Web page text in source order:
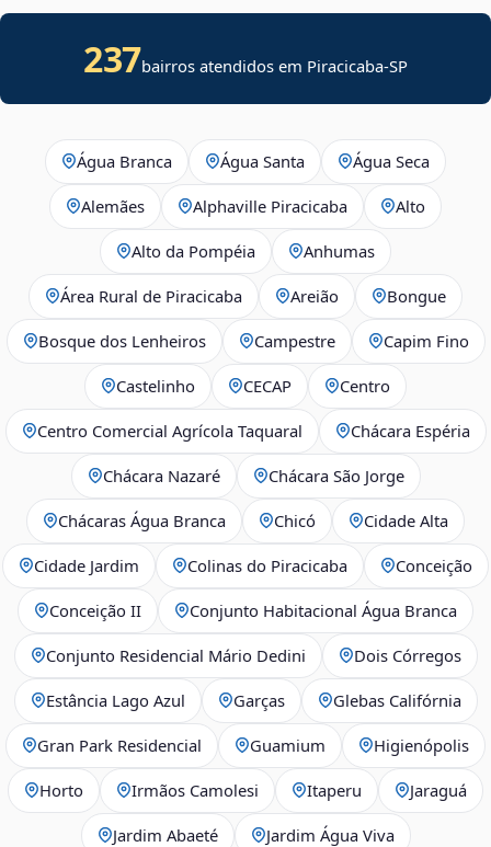
237bairros atendidos em Piracicaba-SP
Água Branca Água Santa Água Seca
Alemães Alphaville Piracicaba Alto
Alto da Pompéia Anhumas
Área Rural de Piracicaba Areião Bongue
Bosque dos Lenheiros Campestre Capim Fino
Castelinho CECAP Centro
Centro Comercial Agrícola Taquaral Chácara Espéria
Chácara Nazaré Chácara São Jorge
Chácaras Água Branca Chicó Cidade Alta
Cidade Jardim Colinas do Piracicaba Conceição
Conceição II Conjunto Habitacional Água Branca
Conjunto Residencial Mário Dedini Dois Córregos
Estância Lago Azul Garças Glebas Califórnia
Gran Park Residencial Guamium Higienópolis
Horto Irmãos Camolesi Itaperu Jaraguá
Jardim Abaeté Jardim Água Viva